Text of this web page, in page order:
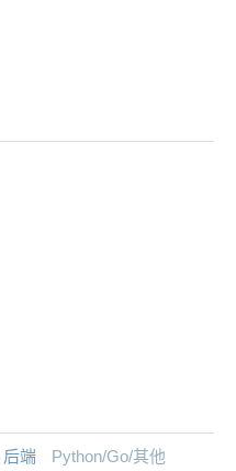
后端 Python/Go/其他